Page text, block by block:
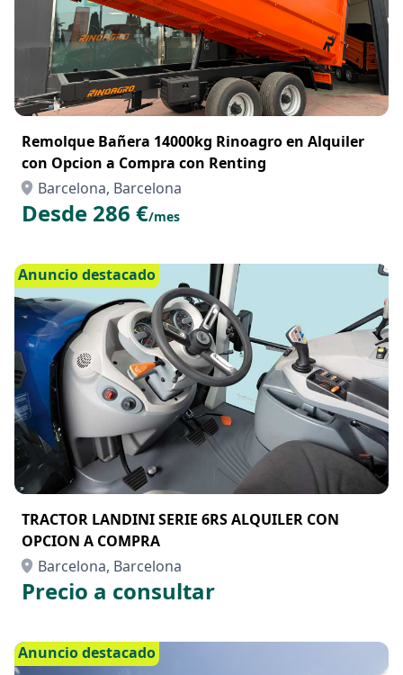
Remolque Bañera 14000kg Rinoagro en Alquiler
con Opcion a Compra con Renting
Barcelona, Barcelona
Desde 286 €/mes
Anuncio destacado
TRACTOR LANDINI SERIE 6RS ALQUILER CON
OPCION A COMPRA
Barcelona, Barcelona
Precio a consultar
Anuncio destacado